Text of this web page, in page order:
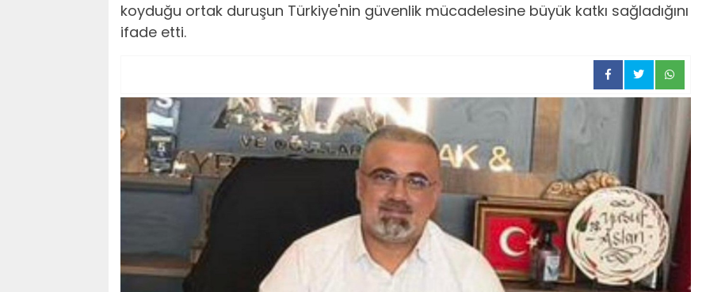
koyduğu ortak duruşun Türkiye'nin güvenlik mücadelesine büyük katkı sağladığını
ifade etti.